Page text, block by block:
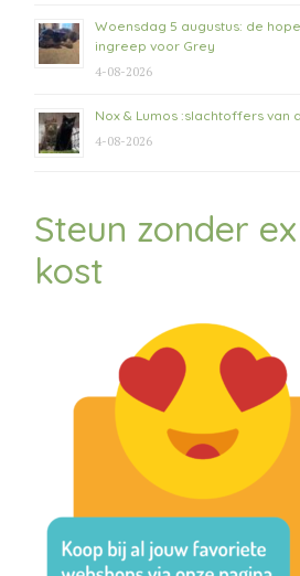
Woensdag 5 augustus: de
ingreep voor Grey
4-08-2026
Nox & Lumos :slachtoffers van
4-08-2026
Steun zonder
kost